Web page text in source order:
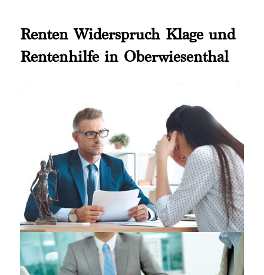
Renten Widerspruch Klage und
Rentenhilfe in Oberwiesenthal